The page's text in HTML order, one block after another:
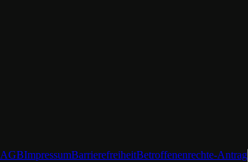
AGBImpressumBarrierefreiheitBetroffenenrechte-Antrag